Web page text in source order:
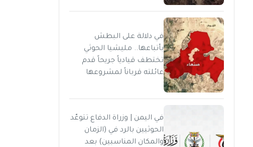
في دلالة على البطش
بأتباعها.. مليشيا الحوثي
تختطف قيادياً جريحاً قدم
عائلته قرباناً لمشروعها
في اليمن | وزراة الدفاع تتوعّد
الحوثيين بالرد في (الزمان
والمكان المناسبين) بعد